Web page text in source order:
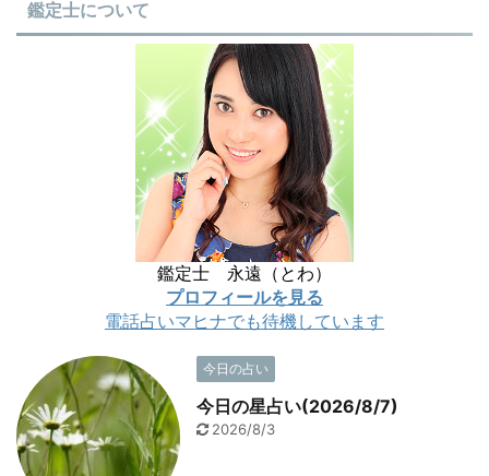
鑑定士について
鑑定士 永遠（とわ）
プロフィールを見る
電話占いマヒナでも待機しています
今日の占い
今日の星占い(2026/8/7)
2026/8/3